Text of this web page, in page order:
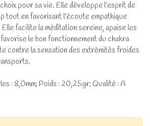
pour sa vie. Elle développe l'esprit de
tout en favorisant l'écoute empathique
facilite la méditation sereine, apaise les
le bon fonctionnement du chakra
contre la sensation des extrémités froides
: 8,0mm; Poids : 20,25gr; Qualité : A